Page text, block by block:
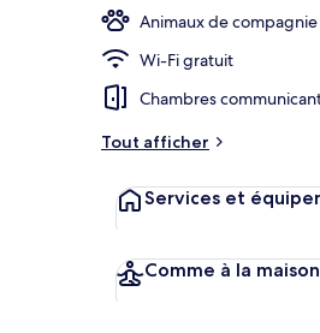
Animaux de
Wi-Fi gratuit
Chambres
Tout afficher
Services et
Comme à la maison